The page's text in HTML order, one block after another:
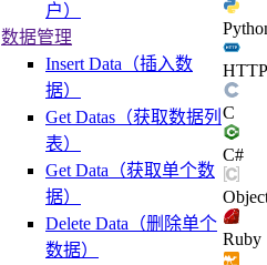
户）
数据管理
Insert Data（插入数
据）
Get Datas（获取数据列
表）
Get Data（获取单个数
据）
Delete Data（删除单个
数据）
HTTP
C
C#
Ruby